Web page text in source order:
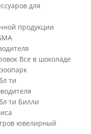
для
продукции
Все в шоколаде
ти
ти Билли
ювелирный